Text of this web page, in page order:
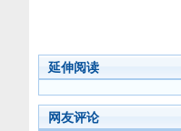
延伸阅读
网友评论